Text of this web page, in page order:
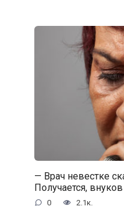
— Врач невестке
Получается,
0 2.1к.